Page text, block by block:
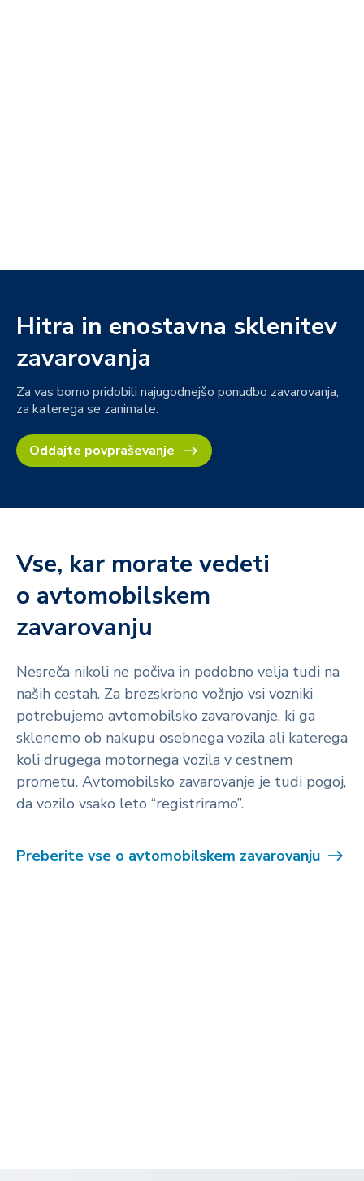
Hitra in enostavna sklenitev
zavarovanja
Za vas bomo pridobili najugodnejšo ponudbo zavarovanja,
za katerega se zanimate.
Oddajte povpraševanje
Vse, kar morate vedeti
o avtomobilskem
zavarovanju
Nesreča nikoli ne počiva in podobno velja tudi na
naših cestah. Za brezskrbno vožnjo vsi vozniki
potrebujemo avtomobilsko zavarovanje, ki ga
sklenemo ob nakupu osebnega vozila ali katerega
koli drugega motornega vozila v cestnem
prometu. Avtomobilsko zavarovanje je tudi pogoj,
da vozilo vsako leto “registriramo”.
Preberite vse o avtomobilskem zavarovanju